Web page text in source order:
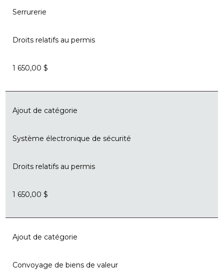
Serrurerie
Droits relatifs au permis
1 650,00 $
Ajout de catégorie
Système électronique de sécurité
Droits relatifs au permis
1 650,00 $
Ajout de catégorie
Convoyage de biens de valeur